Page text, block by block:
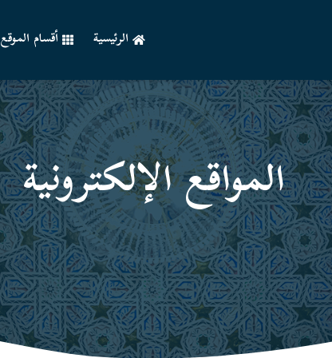
الرئيسية أقسام الموقع
المواقع الإلكترونیة